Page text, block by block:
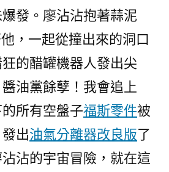
發。廖沾沾抱著蒜泥
，一起從撞出來的洞口
的醋罐機器人發出尖
油黨餘孽！我會追上
所有空盤子福斯零件被
出油氣分離器改良版了
沾的宇宙冒險，就在這